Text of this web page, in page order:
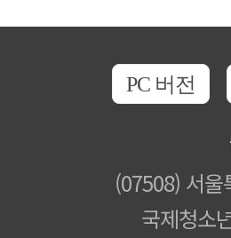
PC 버전
(07508) 서
국제청소